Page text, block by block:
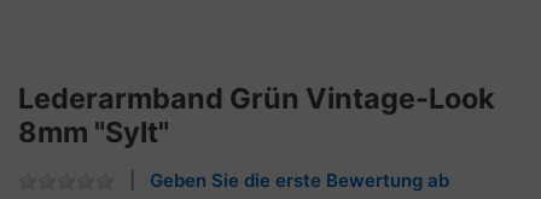
Lederarmband Grün Vintage-Look
8mm "Sylt"
Geben Sie die erste Bewertung ab